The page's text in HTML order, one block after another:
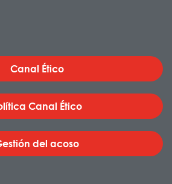
Canal Ético
Canal Ético
del acoso